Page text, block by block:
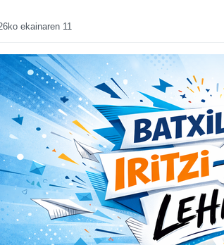
ekainaren 11